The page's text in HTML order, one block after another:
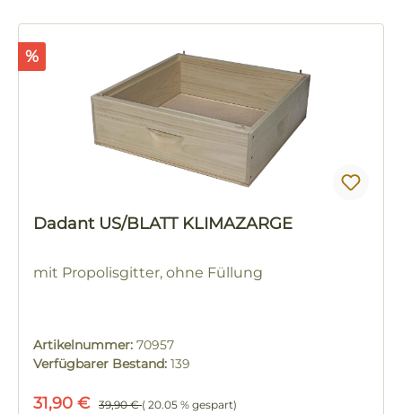
Rabatt
%
Dadant US/BLATT KLIMAZARGE
mit Propolisgitter, ohne Füllung
Artikelnummer: 70957
Verfügbarer Bestand: 139
Verkaufspreis:
31,90 € Regulärer Preis:
39,90 €( 20.05 % gespart)